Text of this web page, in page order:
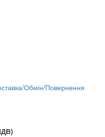
Обмін/Повернення